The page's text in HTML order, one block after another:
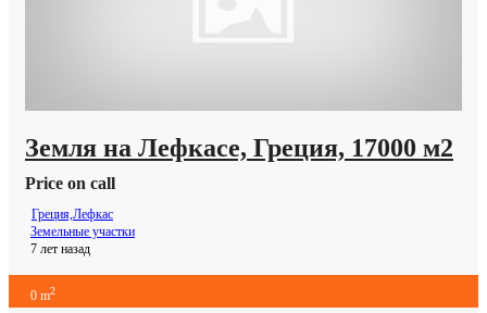
Земля на Лефкасе, Греция, 17000 м2
Price on call
Греция,Лефкас
Земельные участки
7 лет назад
0 m2